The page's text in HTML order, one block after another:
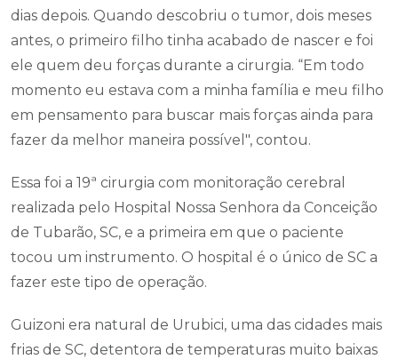
dias depois. Quando descobriu o tumor, dois meses
antes, o primeiro filho tinha acabado de nascer e foi
ele quem deu forças durante a cirurgia. “Em todo
momento eu estava com a minha família e meu filho
em pensamento para buscar mais forças ainda para
fazer da melhor maneira possível", contou.
Essa foi a 19ª cirurgia com monitoração cerebral
realizada pelo Hospital Nossa Senhora da Conceição
de Tubarão, SC, e a primeira em que o paciente
tocou um instrumento. O hospital é o único de SC a
fazer este tipo de operação.
Guizoni era natural de Urubici, uma das cidades mais
frias de SC, detentora de temperaturas muito baixas